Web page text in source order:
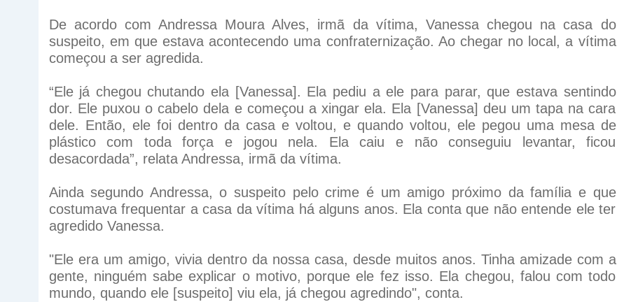
De acordo com Andressa Moura Alves, irmã da vítima, Vanessa chegou na casa do
suspeito, em que estava acontecendo uma confraternização. Ao chegar no local, a vítima
começou a ser agredida.
“Ele já chegou chutando ela [Vanessa]. Ela pediu a ele para parar, que estava sentindo
dor. Ele puxou o cabelo dela e começou a xingar ela. Ela [Vanessa] deu um tapa na cara
dele. Então, ele foi dentro da casa e voltou, e quando voltou, ele pegou uma mesa de
plástico com toda força e jogou nela. Ela caiu e não conseguiu levantar, ficou
desacordada”, relata Andressa, irmã da vítima.
Ainda segundo Andressa, o suspeito pelo crime é um amigo próximo da família e que
costumava frequentar a casa da vítima há alguns anos. Ela conta que não entende ele ter
agredido Vanessa.
"Ele era um amigo, vivia dentro da nossa casa, desde muitos anos. Tinha amizade com a
gente, ninguém sabe explicar o motivo, porque ele fez isso. Ela chegou, falou com todo
mundo, quando ele [suspeito] viu ela, já chegou agredindo", conta.